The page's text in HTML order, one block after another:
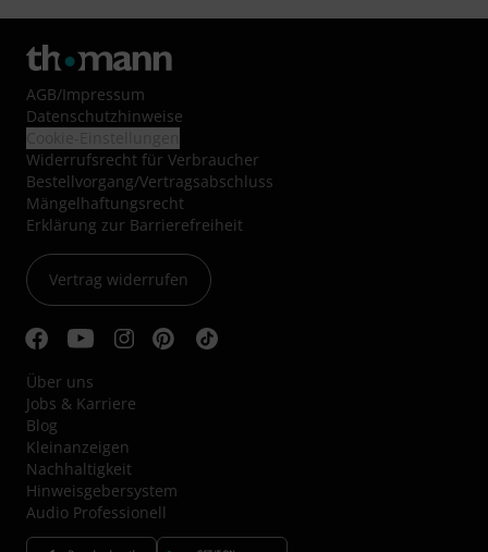
AGB/Impressum
Datenschutzhinweise
Widerrufsrecht für Verbraucher
Bestellvorgang/Vertragsabschluss
Mängelhaftungsrecht
Erklärung zur Barrierefreiheit
Vertrag widerrufen
Über uns
Jobs & Karriere
Blog
Kleinanzeigen
Nachhaltigkeit
Hinweisgebersystem
Audio Professionell